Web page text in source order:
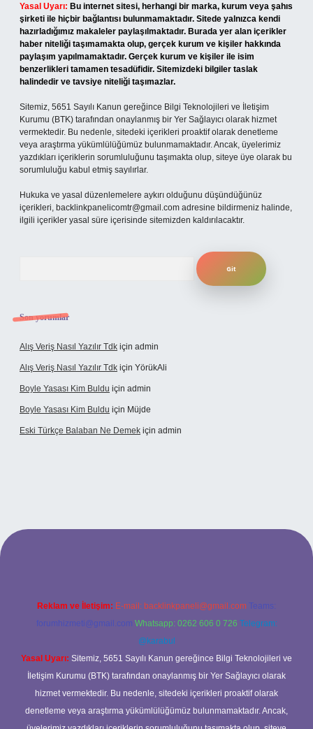
Yasal Uyarı: Bu internet sitesi, herhangi bir marka, kurum veya şahıs
şirketi ile hiçbir bağlantısı bulunmamaktadır. Sitede yalnızca kendi
hazırladığımız makaleler paylaşılmaktadır. Burada yer alan içerikler
haber niteliği taşımamakta olup, gerçek kurum ve kişiler hakkında
paylaşım yapılmamaktadır. Gerçek kurum ve kişiler ile isim
benzerlikleri tamamen tesadüfidir. Sitemizdeki bilgiler taslak
halindedir ve tavsiye niteliği taşımazlar.
Sitemiz, 5651 Sayılı Kanun gereğince Bilgi Teknolojileri ve İletişim
Kurumu (BTK) tarafından onaylanmış bir Yer Sağlayıcı olarak hizmet
vermektedir. Bu nedenle, sitedeki içerikleri proaktif olarak denetleme
veya araştırma yükümlülüğümüz bulunmamaktadır. Ancak, üyelerimiz
yazdıkları içeriklerin sorumluluğunu taşımakta olup, siteye üye olarak bu
sorumluluğu kabul etmiş sayılırlar.
Hukuka ve yasal düzenlemelere aykırı olduğunu düşündüğünüz
içerikleri, backlinkpanelicomtr@gmail.com adresine bildirmeniz halinde,
ilgili içerikler yasal süre içerisinde sitemizden kaldırılacaktır.
Son yorumlar
Alış Veriş Nasıl Yazılır Tdk için admin
Alış Veriş Nasıl Yazılır Tdk için YörükAli
Boyle Yasası Kim Buldu için admin
Boyle Yasası Kim Buldu için Müjde
Eski Türkçe Balaban Ne Demek için admin
casino
Reklam ve İletişim: E-mail: backlinkpaneli@gmail.com Teams:
forumhizmeti@gmail.com Whatsapp: 0262 606 0 726 Telegram:
@karabul
Yasal Uyarı: Sitemiz, 5651 Sayılı Kanun gereğince Bilgi Teknolojileri ve
İletişim Kurumu (BTK) tarafından onaylanmış bir Yer Sağlayıcı olarak
hizmet vermektedir. Bu nedenle, sitedeki içerikleri proaktif olarak
denetleme veya araştırma yükümlülüğümüz bulunmamaktadır. Ancak,